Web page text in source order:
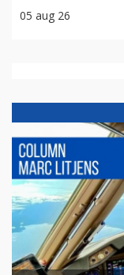
05 aug 26